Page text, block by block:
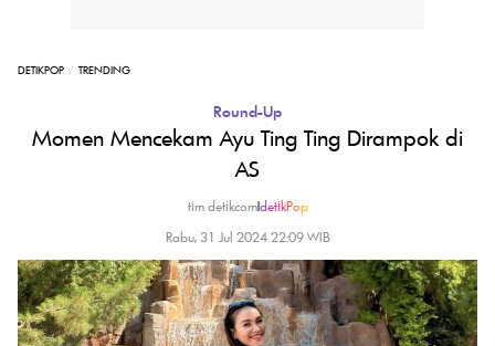
DETIKPOP TRENDING
Round-Up
Momen Mencekam Ayu Ting Ting Dirampok di
AS
tim detikcom|detikPop
Rabu, 31 Jul 2024 22:09 WIB